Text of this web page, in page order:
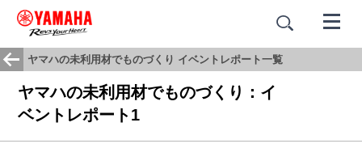
ヤマハの未利用材でものづくり イベントレポート一覧
ヤマハの未利用材でものづくり：イ
ベントレポート1